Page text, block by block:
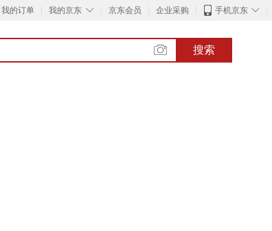
我的订单 ◇
我的京东 京东会员 企业采购 ◇
手机京东
搜索